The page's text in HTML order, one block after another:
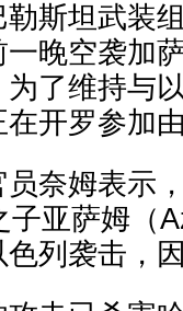
斯坦武装
晚空袭加
了维持与
开罗参加
奈姆表示
子亚萨姆（
列袭击，